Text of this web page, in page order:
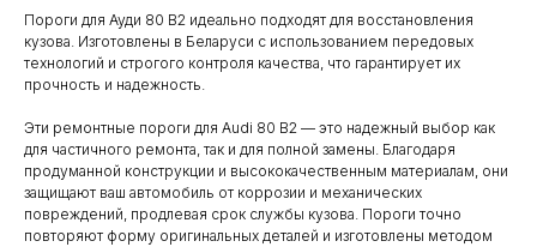
Пороги для Ауди 80 B2 идеально подходят для восстановления
кузова. Изготовлены в Беларуси с использованием передовых
технологий и строгого контроля качества, что гарантирует их
прочность и надежность.
Эти ремонтные пороги для Audi 80 B2 — это надежный выбор как
для частичного ремонта, так и для полной замены. Благодаря
продуманной конструкции и высококачественным материалам, они
защищают ваш автомобиль от коррозии и механических
повреждений, продлевая срок службы кузова. Пороги точно
повторяют форму оригинальных деталей и изготовлены методом